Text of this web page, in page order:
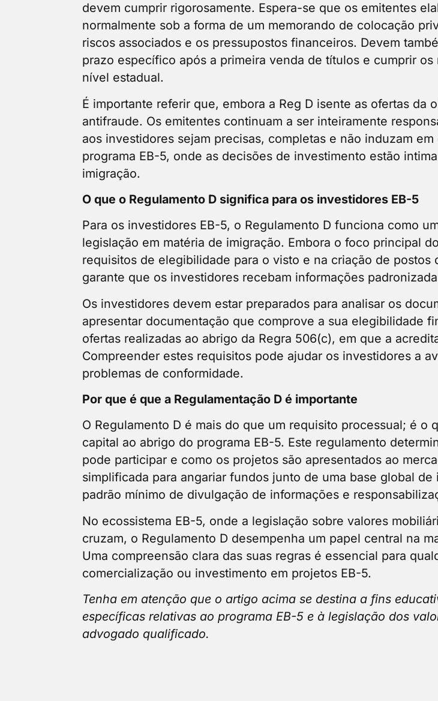
devem cumprir rigorosamente. Espera-se que os emitentes
normalmente sob a forma de um memorando de colocação
riscos associados e os pressupostos financeiros. Devem
prazo específico após a primeira venda de títulos e cumprir
nível estadual.
É importante referir que, embora a Reg D isente as ofertas da
antifraude. Os emitentes continuam a ser inteiramente
aos investidores sejam precisas, completas e não induzam
programa EB-5, onde as decisões de investimento estão
imigração.
O que o Regulamento D significa para os investidores EB-5
Para os investidores EB-5, o Regulamento D funciona como
legislação em matéria de imigração. Embora o foco principal
requisitos de elegibilidade para o visto e na criação de
garante que os investidores recebam informações
Os investidores devem estar preparados para analisar os
apresentar documentação que comprove a sua elegibilidade
ofertas realizadas ao abrigo da Regra 506(c), em que a
Compreender estes requisitos pode ajudar os investidores a
problemas de conformidade.
Por que é que a Regulamentação D é importante
O Regulamento D é mais do que um requisito processual; é
capital ao abrigo do programa EB-5. Este regulamento
pode participar e como os projetos são apresentados ao
simplificada para angariar fundos junto de uma base global
padrão mínimo de divulgação de informações e
No ecossistema EB-5, onde a legislação sobre valores
cruzam, o Regulamento D desempenha um papel central na
Uma compreensão clara das suas regras é essencial para
comercialização ou investimento em projetos EB-5.
Tenha em atenção que o artigo acima se destina a fins
específicas relativas ao programa EB-5 e à legislação dos
advogado qualificado.